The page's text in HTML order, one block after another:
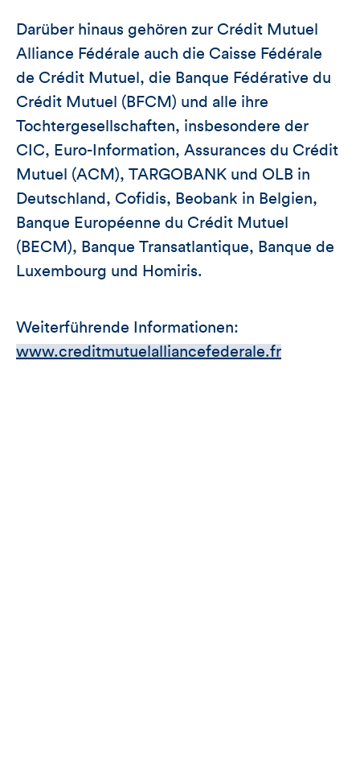
Darüber hinaus gehören zur Crédit Mutuel
Alliance Fédérale auch die Caisse Fédérale
de Crédit Mutuel, die Banque Fédérative du
Crédit Mutuel (BFCM) und alle ihre
Tochtergesellschaften, insbesondere der
CIC, Euro-Information, Assurances du Crédit
Mutuel (ACM), TARGOBANK und OLB in
Deutschland, Cofidis, Beobank in Belgien,
Banque Européenne du Crédit Mutuel
(BECM), Banque Transatlantique, Banque de
Luxembourg und Homiris.
Weiterführende Informationen:
www.creditmutuelalliancefederale.fr